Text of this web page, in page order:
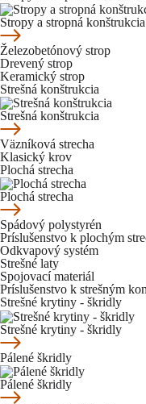
Stropy a stropná konštrukcia
Železobetónový strop
Drevený strop
Keramický strop
Strešná konštrukcia
Strešná konštrukcia
Väzníková strecha
Klasický krov
Plochá strecha
Plochá strecha
Spádový polystyrén
Príslušenstvo k plochým
Odkvapový systém
Strešné laty
Spojovací materiál
Príslušenstvo k strešným
Strešné krytiny - škridly
Strešné krytiny - škridly
Pálené škridly
Pálené škridly